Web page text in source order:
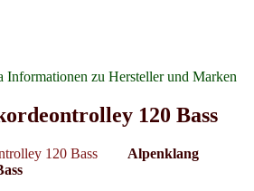
zu Hersteller und Marken
120 Bass
Alpenklang